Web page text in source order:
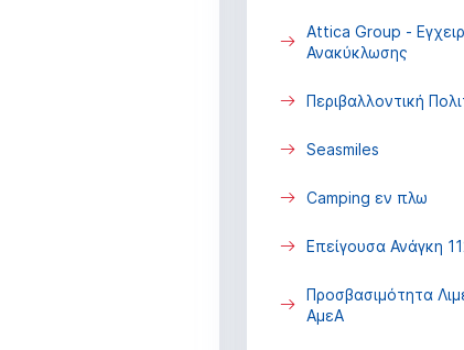
Attica Group -
Ανακύκλωσης
Περιβαλλοντική
Seasmiles
Camping εν πλω
Επείγουσα Ανάγκη
Προσβασιμότητα
ΑμεΑ